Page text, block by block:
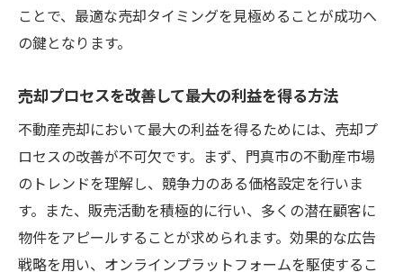
ことで、最適な売却タイミングを見極めることが成功へ
の鍵となります。
売却プロセスを改善して最大の利益を得る方法
不動産売却において最大の利益を得るためには、売却プ
ロセスの改善が不可欠です。まず、門真市の不動産市場
のトレンドを理解し、競争力のある価格設定を行いま
す。また、販売活動を積極的に行い、多くの潜在顧客に
物件をアピールすることが求められます。効果的な広告
戦略を用い、オンラインプラットフォームを駆使するこ